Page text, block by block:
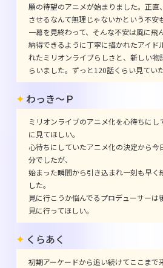
願の待望のアニメが始まりました。正直
させるなんて無理じゃないかという不安
一幕を見終わって、そんな不安は風に飛
納得できるように丁寧に描かれたアイド
れたミリオンライブらしさと、新しい物
らいました。ずっと120話くらい見ていた
わっき～Ｐ
ミリオンライブのアニメ化を心待ちにし
に見てほしい。
心待ちにしていたアニメ化の決定から今
分でしたが、
始まった瞬間から引き込まれ一刻も早く
した。
見に行こうか悩んでるプロデューサーは
見に行ってほしい。
くらあく
初期アーケードから追い続けてここまで